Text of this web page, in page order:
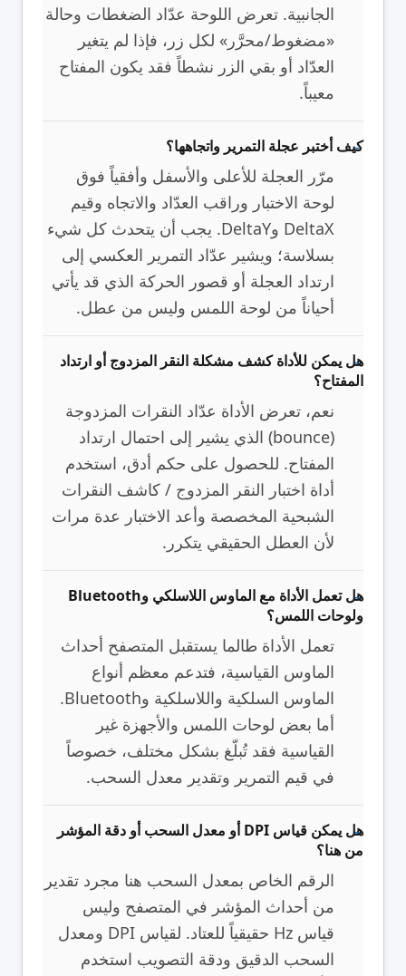
الجانبية. تعرض اللوحة عدّاد الضغطات وحالة
«مضغوط/محرَّر» لكل زر، فإذا لم يتغير
العدّاد أو بقي الزر نشطاً فقد يكون المفتاح
معيباً.
كيف أختبر عجلة التمرير واتجاهها؟
مرّر العجلة للأعلى والأسفل وأفقياً فوق
لوحة الاختبار وراقب العدّاد والاتجاه وقيم
DeltaX وDeltaY. يجب أن يتحدث كل شيء
بسلاسة؛ ويشير عدّاد التمرير العكسي إلى
ارتداد العجلة أو قصور الحركة الذي قد يأتي
أحياناً من لوحة اللمس وليس من عطل.
هل يمكن للأداة كشف مشكلة النقر المزدوج أو ارتداد
المفتاح؟
نعم، تعرض الأداة عدّاد النقرات المزدوجة
(bounce) الذي يشير إلى احتمال ارتداد
المفتاح. للحصول على حكم أدق، استخدم
أداة اختبار النقر المزدوج / كاشف النقرات
الشبحية المخصصة وأعد الاختبار عدة مرات
لأن العطل الحقيقي يتكرر.
هل تعمل الأداة مع الماوس اللاسلكي وBluetooth
ولوحات اللمس؟
تعمل الأداة طالما يستقبل المتصفح أحداث
الماوس القياسية، فتدعم معظم أنواع
الماوس السلكية واللاسلكية وBluetooth.
أما بعض لوحات اللمس والأجهزة غير
القياسية فقد تُبلّغ بشكل مختلف، خصوصاً
في قيم التمرير وتقدير معدل السحب.
هل يمكن قياس DPI أو معدل السحب أو دقة المؤشر
من هنا؟
الرقم الخاص بمعدل السحب هنا مجرد تقدير
من أحداث المؤشر في المتصفح وليس
قياس Hz حقيقياً للعتاد. لقياس DPI ومعدل
السحب الدقيق ودقة التصويب استخدم